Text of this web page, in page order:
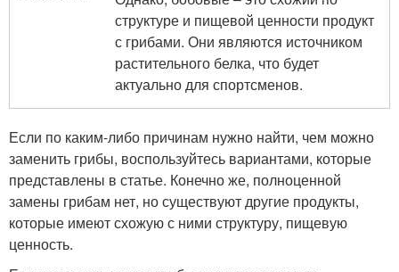
структуре и пищевой ценности продукт
с грибами. Они являются источником
растительного белка, что будет
актуально для спортсменов.
Если по каким-либо причинам нужно найти, чем можно
заменить грибы, воспользуйтесь вариантами, которые
представлены в статье. Конечно же, полноценной
замены грибам нет, но существуют другие продукты,
которые имеют схожую с ними структуру, пищевую
ценность.